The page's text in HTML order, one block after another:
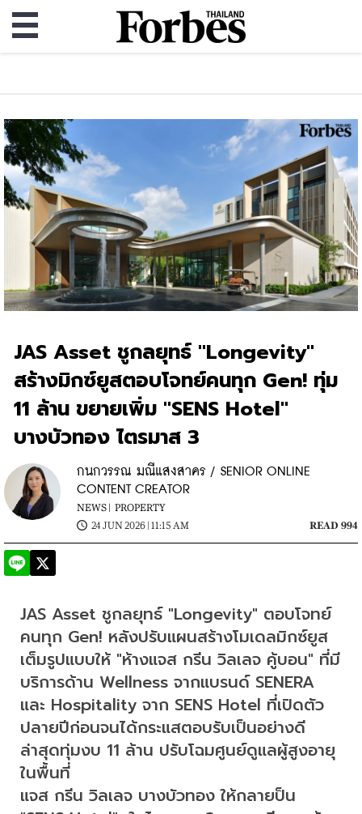
JAS Asset ชูกลยุทธ์ "Longevity"
สร้างมิกซ์ยูสตอบโจทย์คนทุก Gen! ทุ่ม
11 ล้าน ขยายเพิ่ม "SENS Hotel"
บางบัวทอง ไตรมาส 3
กนกวรรณ มณีแสงสาคร / SENIOR ONLINE
CONTENT CREATOR
NEWS | PROPERTY
24 JUN 2026 | 11:15 AM
READ 994
JAS Asset ชูกลยุทธ์ "Longevity" ตอบโจทย์
คนทุก Gen! หลังปรับแผนสร้างโมเดลมิกซ์ยูส
เต็มรูปแบบให้ "ห้างแจส กรีน วิลเลจ คู้บอน" ที่มี
บริการด้าน Wellness จากแบรนด์ SENERA
และ Hospitality จาก SENS Hotel ที่เปิดตัว
ปลายปีก่อนจนได้กระแสตอบรับเป็นอย่างดี
ล่าสุดทุ่มงบ 11 ล้าน ปรับโฉมศูนย์ดูแลผู้สูงอายุ
ในพื้นที่
แจส กรีน วิลเลจ บางบัวทอง ให้กลายป็น